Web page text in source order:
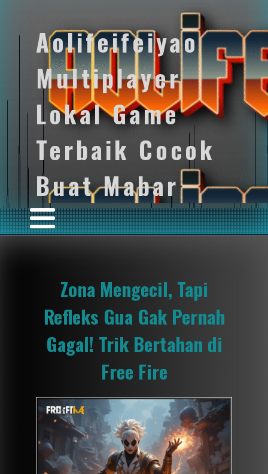
Aolifeifeiyao
Multiplayer
Lokal Game
Terbaik Cocok
Buat Mabar
Zona Mengecil, Tapi
Refleks Gua Gak Pernah
Gagal! Trik Bertahan di
Free Fire